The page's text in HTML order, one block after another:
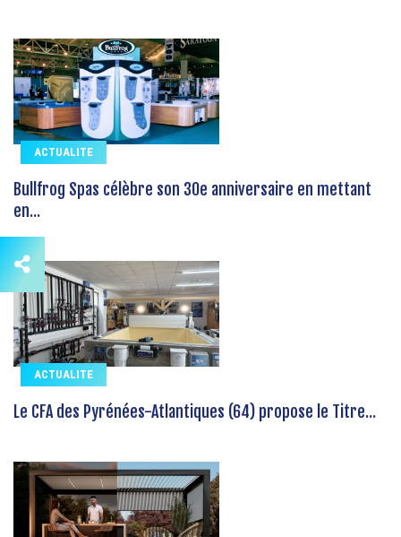
ACTUALITE
Bullfrog Spas célèbre son 30e anniversaire en mettant
en...
ACTUALITE
Le CFA des Pyrénées-Atlantiques (64) propose le Titre...